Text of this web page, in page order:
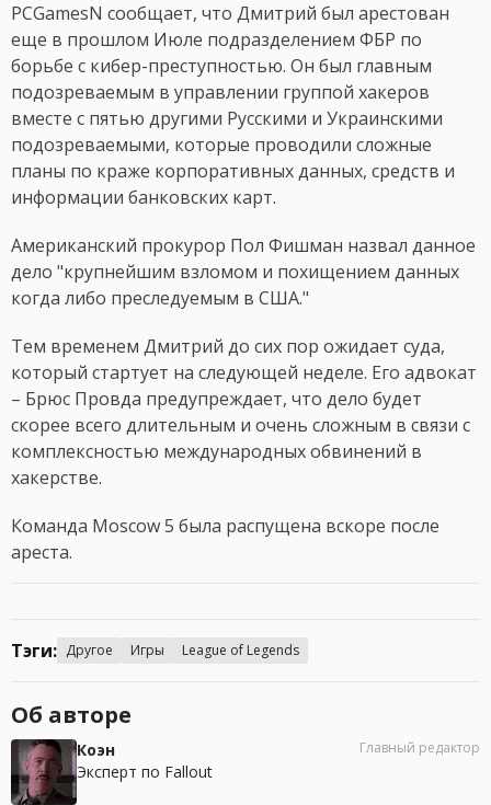
PCGamesN сообщает, что Дмитрий был арестован
еще в прошлом Июле подразделением ФБР по
борьбе с кибер-преступностью. Он был главным
подозреваемым в управлении группой хакеров
вместе с пятью другими Русскими и Украинскими
подозреваемыми, которые проводили сложные
планы по краже корпоративных данных, средств и
информации банковских карт.
Американский прокурор Пол Фишман назвал данное
дело "крупнейшим взломом и похищением данных
когда либо преследуемым в США."
Тем временем Дмитрий до сих пор ожидает суда,
который стартует на следующей неделе. Его адвокат
– Брюс Провда предупреждает, что дело будет
скорее всего длительным и очень сложным в связи с
комплексностью международных обвинений в
хакерстве.
Команда Moscow 5 была распущена вскоре после
ареста.
Тэги: Другое Игры League of Legends
Об авторе
Коэн
Эксперт по Fallout
Главный редактор